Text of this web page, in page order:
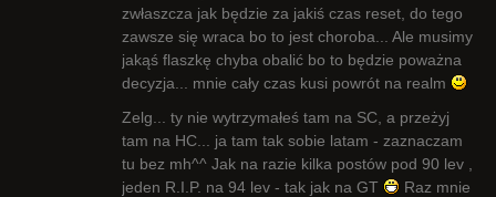
zwłaszcza jak będzie za jakiś czas reset, do tego
zawsze się wraca bo to jest choroba... Ale musimy
jakąś flaszkę chyba obalić bo to będzie poważna
decyzja... mnie cały czas kusi powrót na realm
Zelg... ty nie wytrzymałeś tam na SC, a przeżyj
tam na HC... ja tam tak sobie latam - zaznaczam
tu bez mh^^ Jak na razie kilka postów pod 90 lev ,
jeden R.I.P. na 94 lev - tak jak na GT
Raz mnie